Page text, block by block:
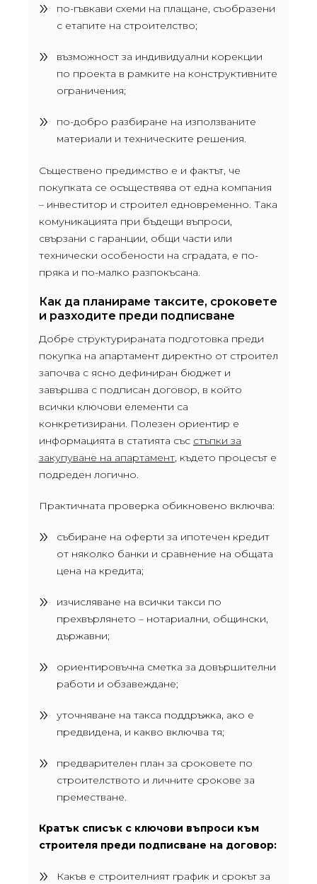
по-гъвкави схеми на плащане, съобразени
с етапите на строителство;
възможност за индивидуални корекции
по проекта в рамките на конструктивните
ограничения;
по-добро разбиране на използваните
материали и техническите решения.
Съществено предимство е и фактът, че
покупката се осъществява от една компания
– инвеститор и строител едновременно. Така
комуникацията при бъдещи въпроси,
свързани с гаранции, общи части или
технически особености на сградата, е по-
пряка и по-малко разпокъсана.
Как да планираме таксите, сроковете
и разходите преди подписване
Добре структурираната подготовка преди
покупка на апартамент директно от строител
започва с ясно дефиниран бюджет и
завършва с подписан договор, в който
всички ключови елементи са
конкретизирани. Полезен ориентир е
информацията в статията със стъпки за
закупуване на апартамент, където процесът е
подреден логично.
Практичната проверка обикновено включва:
събиране на оферти за ипотечен кредит
от няколко банки и сравнение на общата
цена на кредита;
изчисляване на всички такси по
прехвърлянето – нотариални, общински,
държавни;
ориентировъчна сметка за довършителни
работи и обзавеждане;
уточняване на такса поддръжка, ако е
предвидена, и какво включва тя;
предварителен план за сроковете по
строителството и личните срокове за
преместване.
Кратък списък с ключови въпроси към
строителя преди подписване на договор:
Какъв е строителният график и срокът за